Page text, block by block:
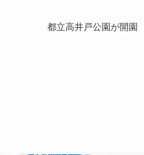
都立高井戸公園が開園